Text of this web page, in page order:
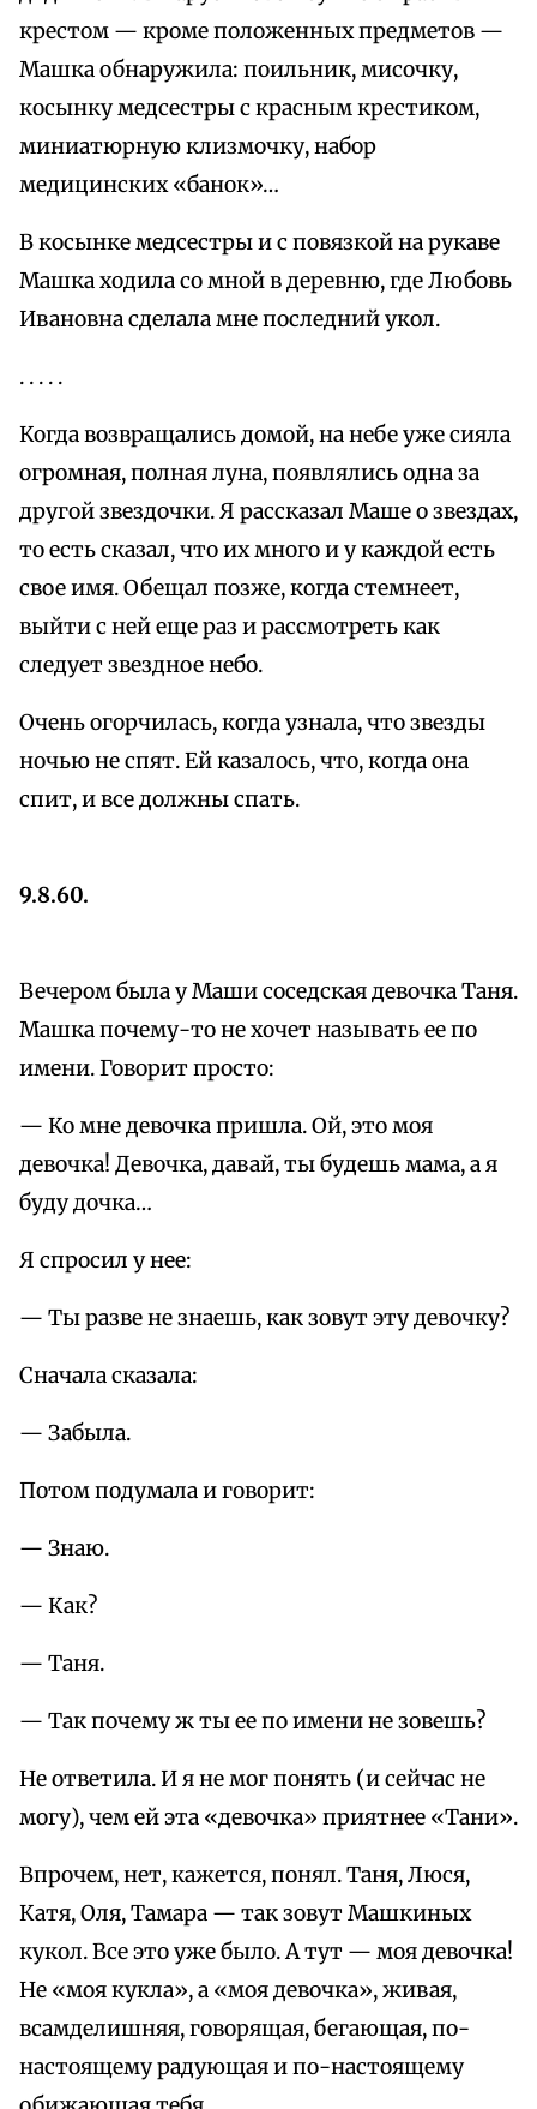
крестом — кроме положенных предметов —
Машка обнаружила: поильник, мисочку,
косынку медсестры с красным крестиком,
миниатюрную клизмочку, набор
медицинских «банок»…
В косынке медсестры и с повязкой на рукаве
Машка ходила со мной в деревню, где Любовь
Ивановна сделала мне последний укол.
. . . . .
Когда возвращались домой, на небе уже сияла
огромная, полная луна, появлялись одна за
другой звездочки. Я рассказал Маше о звездах,
то есть сказал, что их много и у каждой есть
свое имя. Обещал позже, когда стемнеет,
выйти с ней еще раз и рассмотреть как
следует звездное небо.
Очень огорчилась, когда узнала, что звезды
ночью не спят. Ей казалось, что, когда она
спит, и все должны спать.
9.8.60.
Вечером была у Маши соседская девочка Таня.
Машка почему-то не хочет называть ее по
имени. Говорит просто:
— Ко мне девочка пришла. Ой, это моя
девочка! Девочка, давай, ты будешь мама, а я
буду дочка…
Я спросил у нее:
— Ты разве не знаешь, как зовут эту девочку?
Сначала сказала:
— Забыла.
Потом подумала и говорит:
— Знаю.
— Как?
— Таня.
— Так почему ж ты ее по имени не зовешь?
Не ответила. И я не мог понять (и сейчас не
могу), чем ей эта «девочка» приятнее «Тани».
Впрочем, нет, кажется, понял. Таня, Люся,
Катя, Оля, Тамара — так зовут Машкиных
кукол. Все это уже было. А тут — моя девочка!
Не «моя кукла», а «моя девочка», живая,
всамделишняя, говорящая, бегающая, по-
настоящему радующая и по-настоящему